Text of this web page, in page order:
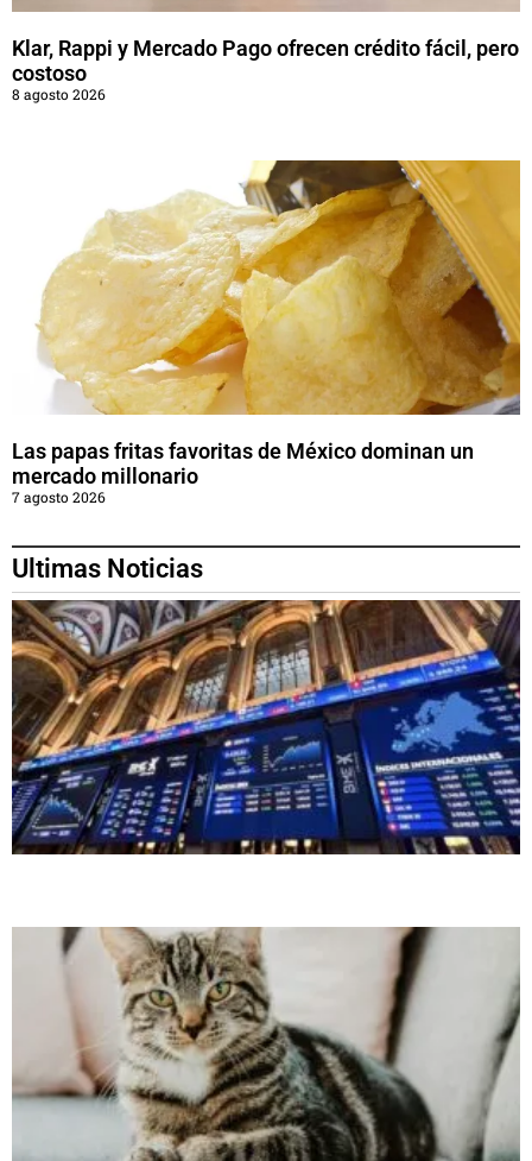
Klar, Rappi y Mercado Pago ofrecen crédito fácil, pero
costoso
8 agosto 2026
Las papas fritas favoritas de México dominan un
mercado millonario
7 agosto 2026
Ultimas Noticias